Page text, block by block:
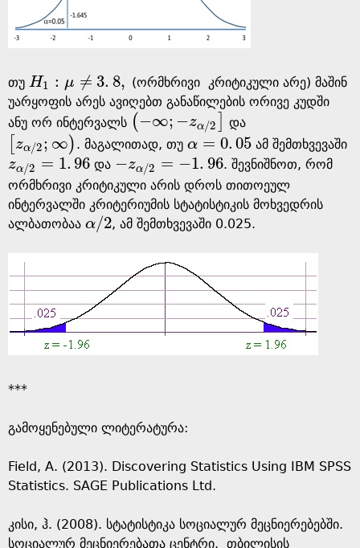
თუ H1 : μ ≠ 3. 8,
H1 μ ≠3 .8,
(ორმხრივი კრიტიკული არე) მაშინ
უარყოფის არეს ავიღებთ განაწილების ორივე კუდში
ანუ ორ ინტერვალს (−∞; −zα/2
( -∞;-zα /2] და
zα/2; ∞)
zα/2;∞) . მაგალითად, თუα = 0. 05
α=0 05 ამ შემთხვევაში
zα/2 = 1. 96
zα/2 =1 96 და −zα/2 = −1. 96
-zα/2= -1. 96
. შევნიშნოთ, რომ
ორმხრივი კრიტიკული არის დროს თითოეულ
ინტერვალში კრიტერიუმის სტატისტიკის მოხვედრის
ალბათობაა α/2
α/2 , ამ შემთხვევაში 0.025.
***
გამოყენებული ლიტერატურა:
Field, A. (2013). Discovering Statistics Using IBM SPSS
Statistics. SAGE Publications Ltd.
კისი, ჰ. (2008). სტატისტიკა სოციალურ მეცნიერებებში.
სოციალურ მეცნიერებათა ცენტრი. თბილისის